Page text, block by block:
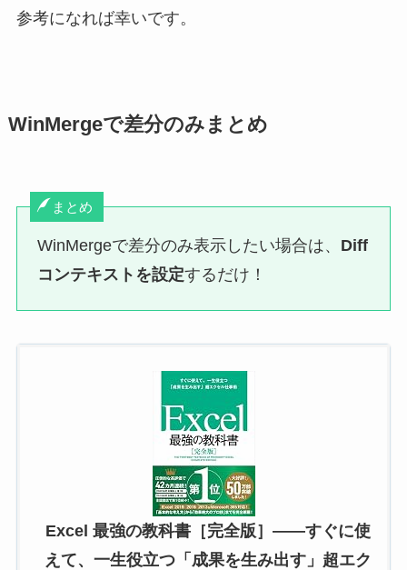
参考になれば幸いです。
WinMergeで差分のみまとめ
まとめ
WinMergeで差分のみ表示したい場合は、 Diff
コンテキストを設定するだけ！
Excel 最強の教科書［完全版］――すぐに使
えて、一生役立つ「成果を生み出す」超エク